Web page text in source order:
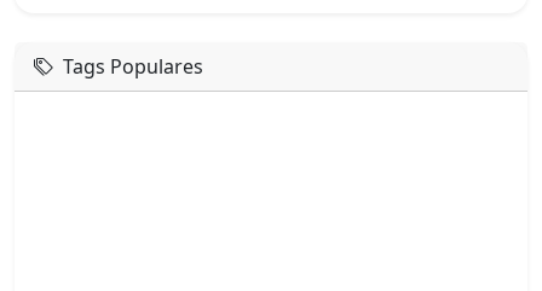
Tags Populares